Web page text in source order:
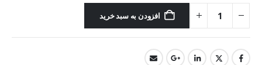
افزودن به سبد خرید